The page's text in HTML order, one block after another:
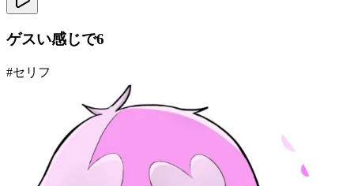
ゲスい感じで6
#セリフ